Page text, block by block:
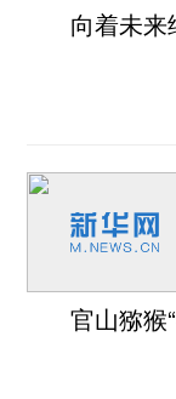
向着未来
官山猕猴